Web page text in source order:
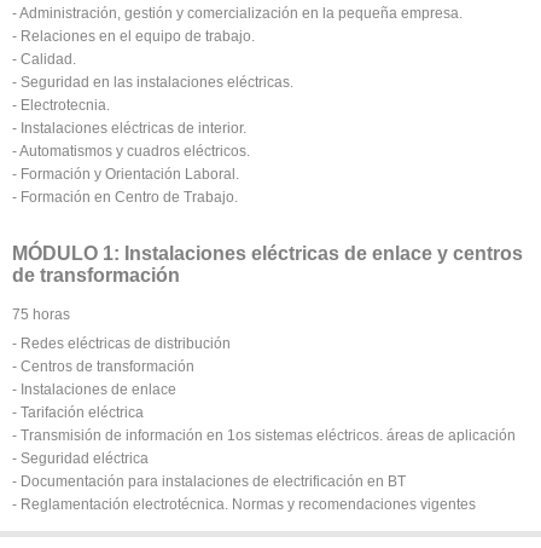
- Administración, gestión y comercialización en la pequeña empresa.
- Relaciones en el equipo de trabajo.
- Calidad.
- Seguridad en las instalaciones eléctricas.
- Electrotecnia.
- Instalaciones eléctricas de interior.
- Automatismos y cuadros eléctricos.
- Formación y Orientación Laboral.
- Formación en Centro de Trabajo.
MÓDULO 1: Instalaciones eléctricas de enlace y centros
de transformación
75 horas
- Redes eléctricas de distribución
- Centros de transformación
- Instalaciones de enlace
- Tarifación eléctrica
- Transmisión de información en 1os sistemas eléctricos. áreas de aplicación
- Seguridad eléctrica
- Documentación para instalaciones de electrificación en BT
- Reglamentación electrotécnica. Normas y recomendaciones vigentes